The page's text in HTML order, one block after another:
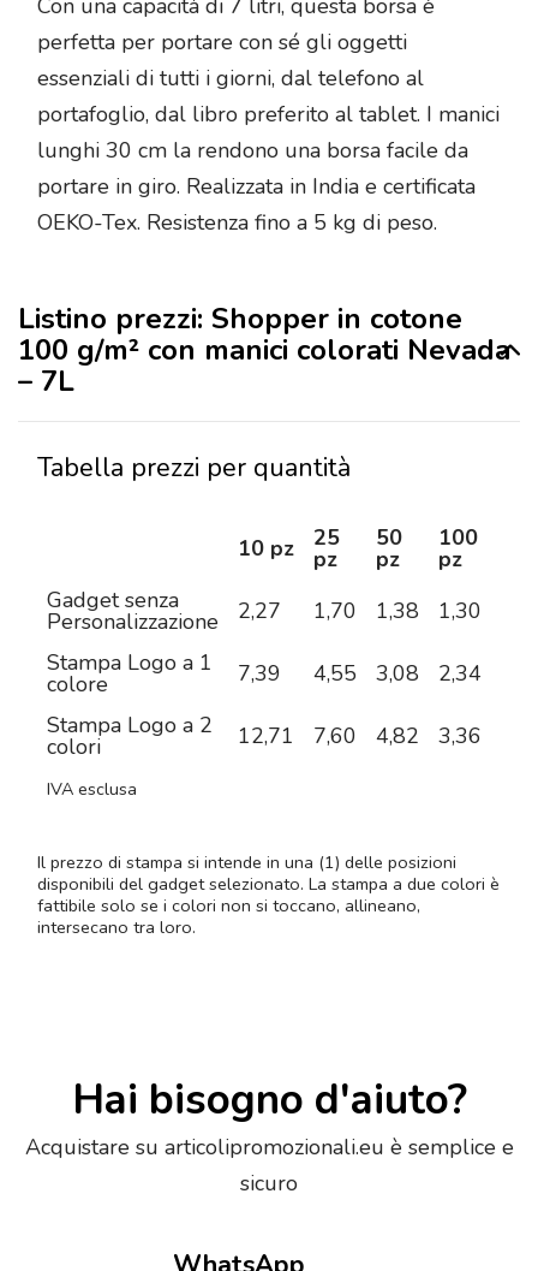
Con una capacità di 7 litri, questa borsa è
perfetta per portare con sé gli oggetti
essenziali di tutti i giorni, dal telefono al
portafoglio, dal libro preferito al tablet. I manici
lunghi 30 cm la rendono una borsa facile da
portare in giro. Realizzata in India e certificata
OEKO-Tex. Resistenza fino a 5 kg di peso.
Listino prezzi: Shopper in cotone
100 g/m² con manici colorati Nevada
– 7L
Tabella prezzi per quantità
10 pz 25
pz
50
pz
100
pz
Gadget senza
Personalizzazione 2,27 1,70 1,38 1,30
Stampa Logo a 1
colore 7,39 4,55 3,08 2,34
Stampa Logo a 2
colori 12,71 7,60 4,82 3,36
IVA esclusa
Il prezzo di stampa si intende in una (1) delle posizioni
disponibili del gadget selezionato. La stampa a due colori è
fattibile solo se i colori non si toccano, allineano,
intersecano tra loro.
Hai bisogno d'aiuto?
Acquistare su articolipromozionali.eu è semplice e
sicuro